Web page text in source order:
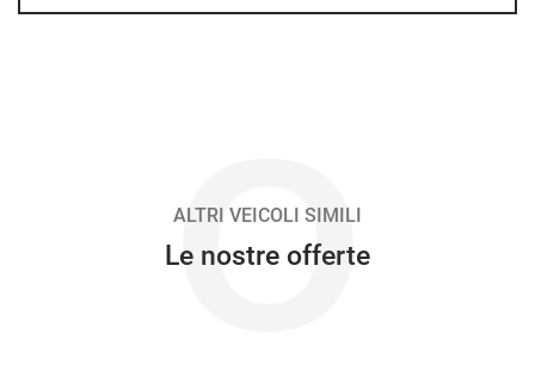
554€/mese
O
ALTRI VEICOLI SIMILI
Le nostre offerte